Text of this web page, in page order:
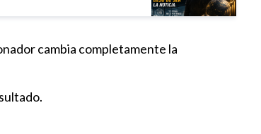
del Mundo? El
cambia completamente la